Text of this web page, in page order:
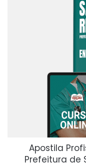
Apostila
Prefeitura de